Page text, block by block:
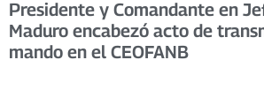
Presidente y Comandante en
Maduro encabezó acto de
mando en el CEOFANB